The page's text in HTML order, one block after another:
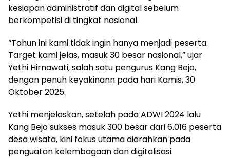
kesiapan administratif dan digital sebelum
berkompetisi di tingkat nasional.
“Tahun ini kami tidak ingin hanya menjadi peserta.
Target kami jelas, masuk 30 besar nasional,” ujar
Yethi Hirnawati, salah satu pengurus Kang Bejo,
dengan penuh keyakinann pada hari Kamis, 30
Oktober 2025.
Yethi menjelaskan, setelah pada ADWI 2024 lalu
Kang Bejo sukses masuk 300 besar dari 6.016 peserta
desa wisata, kini fokus utama diarahkan pada
penguatan kelembagaan dan digitalisasi.